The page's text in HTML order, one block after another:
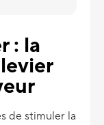
: la
de stimuler la